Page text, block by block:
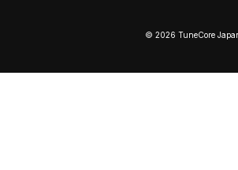
© 2026 TuneCore